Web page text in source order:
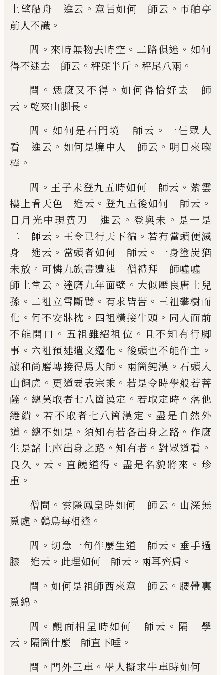
上望船舟 進云 。 意旨如何 師云 。 市舶亭
前人不識 。
問 。 來時無物去時空 。 二路俱迷 。 如何
得不迷去 師云 。 秤頭半斤 。 秤尾八兩 。
問 。 恁麼又不得 。 如何得恰好去 師
云 。 乾來山脚長 。
問 。 如何是石門境 師云 。 一任眾 人
看 進云 。 如何是境中人 師云 。 明日來喫
棒 。
問 。 王子未登九五時如何 師云 。 紫雲
樓上看天色 進云 。 登九五後如何 師云 。
日月光中現寶刀 進云 。 登與未 。 是一是
二 師云 。 王令已行天下徧 。 若有當頭便滅
身 進云 。 當頭者如何 師云 。 一身塗炭猶
未放 。 可憐九族畫遭迍 僧禮拜 師噓噓
師上堂云 。 達磨九年面壁 。 大似壓良唐士兒
孫 。 二祖立雪斷臂 。 有求皆苦 。 三祖攀樹而
化 。何不安牀枕 。 四祖橫接牛頭 。 同人面前
不能開口 。 五祖雖紹祖位 。 且不知有行脚
事 。 六祖預述遺文遷化 。 後頭也不能作主 。
讓和尚磨塼接得馬大師 。 兩箇鈍漢 。 石頭入
山飼虎 。 更道要表宗乘 。 若是令時學般若菩
薩 。 總莫取者七八箇漢定 。若取定時 。落他
綣繢 。若不取者七八箇漢定 。 盡是自然外
道 。 總不如是 。 須知有若各出身之路 。 作麼
生是諸上座出身之路 。知有者 。對眾道看 。
良 久 。 云 。 直饒道得 。 盡是名貌將來 。 珍
重 。
僧問 。 雲隱鳳皇時如何 師云 。 山深無
覓處 。 鵶鳥每相逢 。
問 。 切急一句作麼生道 師云 。 垂手過
膝 進云 。 此理如何 師云 。 兩耳齊肩 。
問 。 如何是祖師西來意 師云 。 腰帶裏
覓綿 。
問 。 覿面相呈時如何 師云 。 隔
學
云 。 隔箇什麼 師直下唾 。
問 。 門外三車 。學人擬求牛車時如何